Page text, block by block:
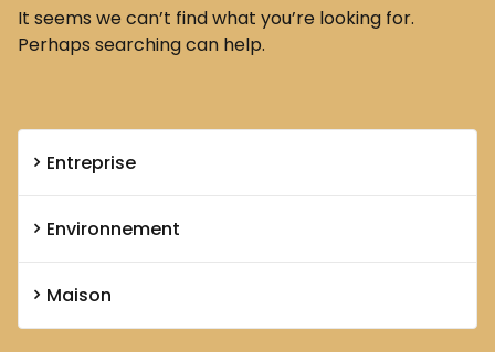
It seems we can’t find what you’re looking for.
Perhaps searching can help.
Entreprise
Environnement
Maison